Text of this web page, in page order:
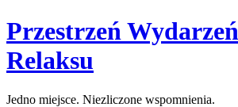
Skip
to
content
Przestrzeń
Relaksu
Jedno miejsce. Niezliczone wspomnienia.